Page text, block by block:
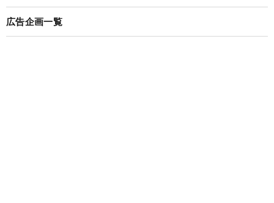
広告企画一覧